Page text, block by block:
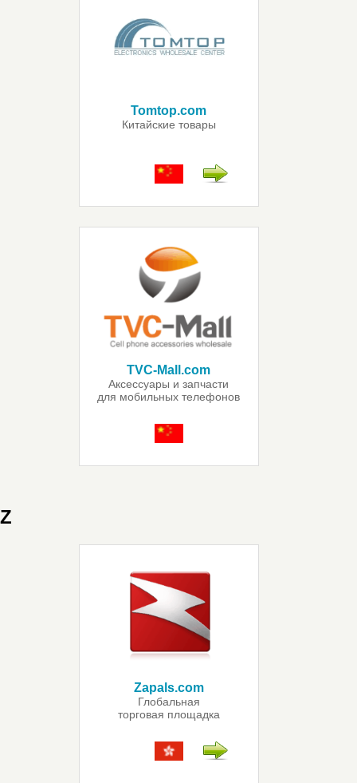
Tomtop.com
Китайские товары
TVC-Mall.com
Аксессуары и запчасти
для мобильных телефонов
Z
Zapals.com
Глобальная
торговая площадка